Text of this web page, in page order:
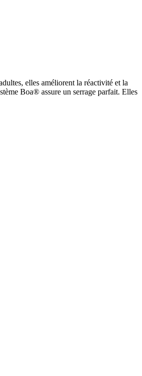
elles améliorent la réactivité et la
Boa® assure un serrage parfait. Elles